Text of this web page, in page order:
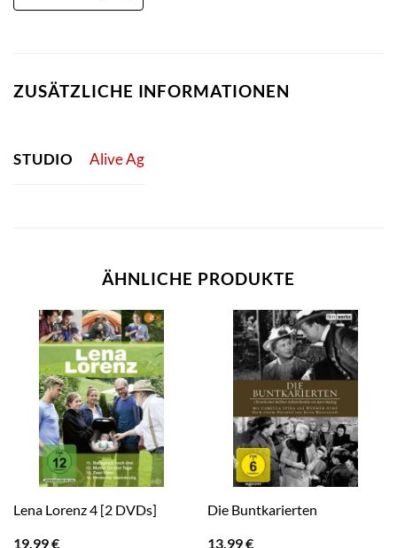
ZUSÄTZLICHE INFORMATIONEN
STUDIO Alive Ag
ÄHNLICHE PRODUKTE
Lena Lorenz 4 [2 DVDs]
19,99€
Die Buntkarierten
13,99€